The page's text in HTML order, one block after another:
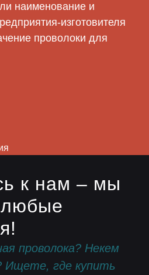
наименование и
изготовителя
проволоки для
к нам – мы
проволока? Некем
Ищете, где купить